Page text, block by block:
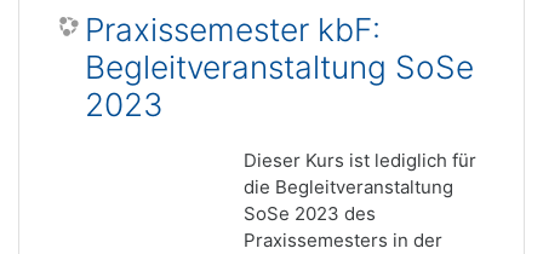
Praxissemester kbF:
Begleitveranstaltung SoSe
2023
Dieser Kurs ist lediglich für
die Begleitveranstaltung
SoSe 2023 des
Praxissemesters in der